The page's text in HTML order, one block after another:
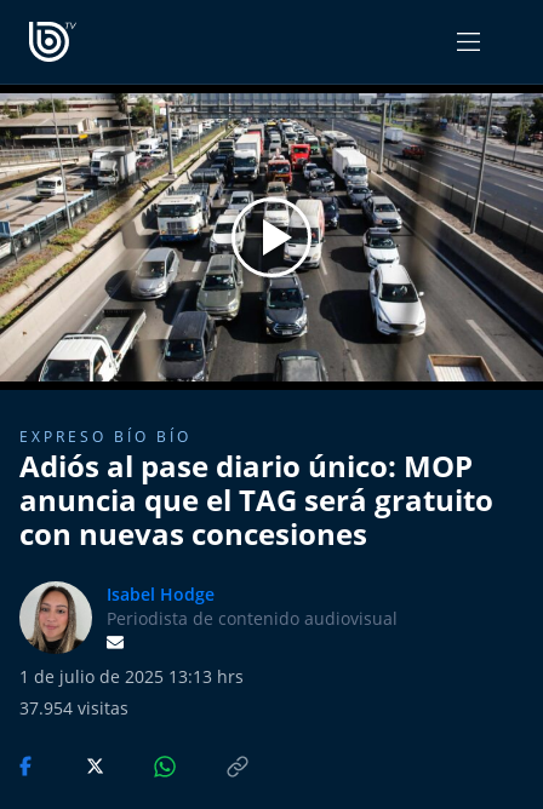
PROGRAMAS
Radiograma
Expreso Bío Bío
Podría Ser Peor
La Entrevista de Tomás Mosciatti
Entrevistas BioBioTV
Comentarios de Tomás Mosciatti
Más de Ti Podcast
Realizadores
Retropop
OPINIÓN
PODCAST RADIOGRAMA
EXPRESO BÍO BÍO
Adiós al pase diario único: MOP
anuncia que el TAG será gratuito
con nuevas concesiones
Isabel Hodge
Periodista de contenido audiovisual
1 de julio de 2025 13:13 hrs
37.954 visitas